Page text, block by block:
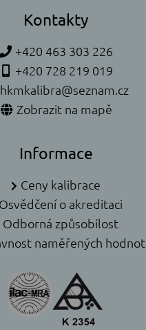
Kontakty
+420 463 303 226
+420 728 219 019
hkmkalibra@seznam.cz
Zobrazit na mapě
Informace
Ceny kalibrace
Osvědčení o akreditaci
Odborná způsobilost
naměřených hodnot